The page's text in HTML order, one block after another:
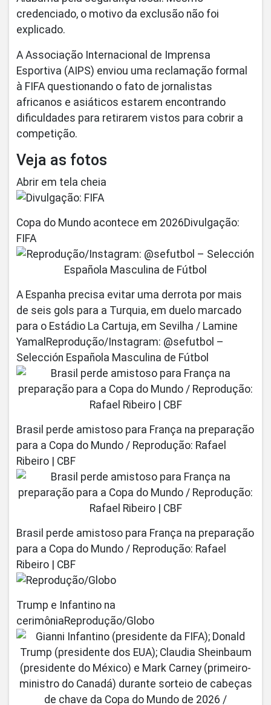
credenciado, o motivo da exclusão não foi
explicado.
A Associação Internacional de Imprensa
Esportiva (AIPS) enviou uma reclamação formal
à FIFA questionando o fato de jornalistas
africanos e asiáticos estarem encontrando
dificuldades para retirarem vistos para cobrir a
competição.
Veja as fotos
Abrir em tela cheia
Copa do Mundo acontece em 2026Divulgação:
FIFA
A Espanha precisa evitar uma derrota por mais
de seis gols para a Turquia, em duelo marcado
para o Estádio La Cartuja, em Sevilha / Lamine
YamalReprodução/Instagram: @sefutbol –
Selección Española Masculina de Fútbol
Brasil perde amistoso para França na preparação
para a Copa do Mundo / Reprodução: Rafael
Ribeiro | CBF
Brasil perde amistoso para França na preparação
para a Copa do Mundo / Reprodução: Rafael
Ribeiro | CBF
Trump e Infantino na
cerimôniaReprodução/Globo